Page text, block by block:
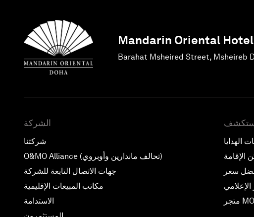
Mandarin Oriental
Barahat Msheired Street, Msheireb
الشركة
شركتنا
O&MO Alliance (تحالف ماندارين وأوبروي)
جهات الاتصال التابعة للشركة
مكاتب المبيعات الإقليمية
الاستدامة
الهدايا
الإقامة
سعر
الإعلامي
متجر MO